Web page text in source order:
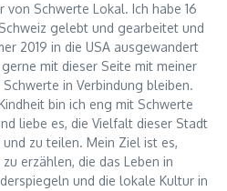
von Schwerte Lokal. Ich habe 16
gelebt und gearbeitet und
2019 in die USA ausgewandert
mit dieser Seite mit meiner
in Verbindung bleiben.
bin ich eng mit Schwerte
liebe es, die Vielfalt dieser Stadt
und zu teilen. Mein Ziel ist es,
erzählen, die das Leben in
und die lokale Kultur in